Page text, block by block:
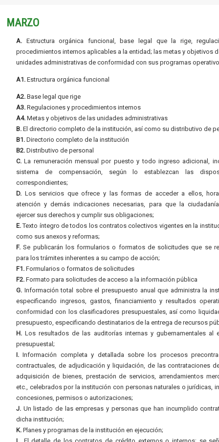
MARZO
A. Estructura orgánica funcional, base legal que la rige,
procedimientos internos aplicables a la entidad; las metas y objetivos
unidades administrativas de conformidad con sus programas
A1. Estructura orgánica funcional
A2. Base legal que rige
A3. Regulaciones y procedimientos internos
A4. Metas y objetivos de las unidades administrativas
B. El directorio completo de la institución, así como su distributivo de
B1. Directorio completo de la institución
B2. Distributivo de personal
C. La remuneración mensual por puesto y todo ingreso adicional,
sistema de compensación, según lo establezcan las
correspondientes;
D. Los servicios que ofrece y las formas de acceder a ellos,
atención y demás indicaciones necesarias, para que la
ejercer sus derechos y cumplir sus obligaciones;
E.Texto íntegro de todos los contratos colectivos vigentes en la
como sus anexos y reformas;
F. Se publicarán los formularios o formatos de solicitudes que se
para los trámites inherentes a su campo de acción;
F1. Formularios o formatos de solicitudes
F2. Formato para solicitudes de acceso a la información pública
G. Información total sobre el presupuesto anual que administra la
especificando ingresos, gastos, financiamiento y resultados
conformidad con los clasificadores presupuestales, así como
presupuesto, especificando destinatarios de la entrega de recursos
H. Los resultados de las auditorías internas y gubernamentales al
presupuestal;
I. Información completa y detallada sobre los procesos
contractuales, de adjudicación y liquidación, de las contrataciones
adquisición de bienes, prestación de servicios, arrendamientos
etc., celebrados por la institución con personas naturales o jurídicas,
concesiones, permisos o autorizaciones;
J. Un listado de las empresas y personas que han incumplido
dicha institución;
K. Planes y programas de la institución en ejecución;